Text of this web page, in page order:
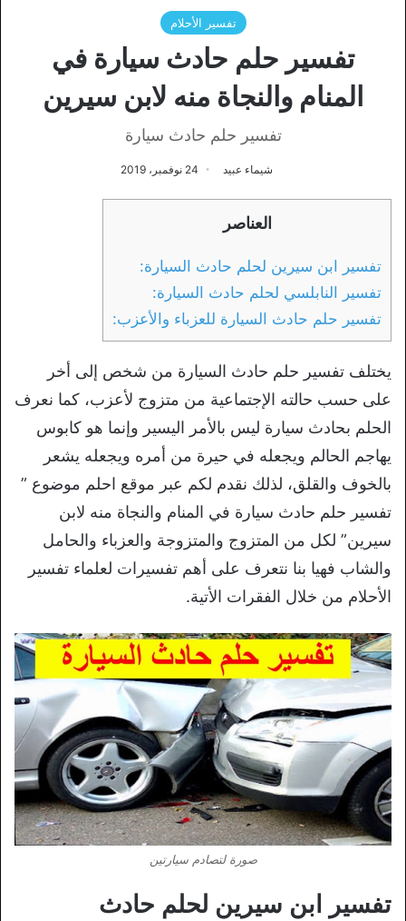
تفسير الأحلام
تفسير حلم حادث سيارة في
المنام والنجاة منه لابن سيرين
تفسير حلم حادث سيارة
شيماء عبيد 24 نوفمبر، 2019
العناصر
تفسير ابن سيرين لحلم حادث السيارة:
تفسير النابلسي لحلم حادث السيارة:
تفسير حلم حادث السيارة للعزباء والأعزب:
يختلف تفسير حلم حادث السيارة من شخص إلى أخر
على حسب حالته الإجتماعية من متزوج لأعزب، كما نعرف
الحلم بحادث سيارة ليس بالأمر اليسير وإنما هو كابوس
يهاجم الحالم ويجعله في حيرة من أمره ويجعله يشعر
بالخوف والقلق، لذلك نقدم لكم عبر موقع احلم موضوع ”
تفسير حلم حادث سيارة في المنام والنجاة منه لابن
سيرين” لكل من المتزوج والمتزوجة والعزباء والحامل
والشاب فهيا بنا نتعرف على أهم تفسيرات لعلماء تفسير
الأحلام من خلال الفقرات الأتية.
صورة لتصادم سيارتين
تفسير ابن سيرين لحلم حادث